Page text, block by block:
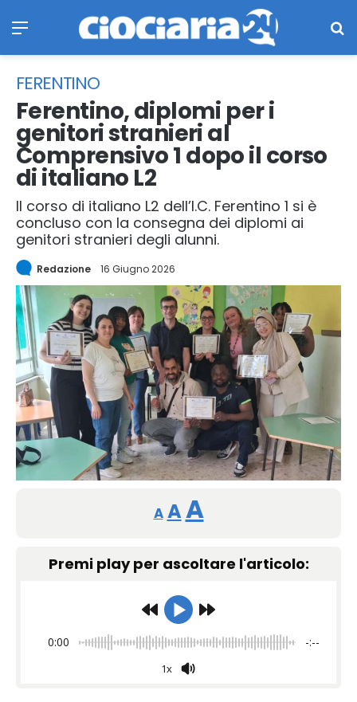
FERENTINO
Ferentino, diplomi per i
genitori stranieri al
Comprensivo 1 dopo il corso
di italiano L2
Il corso di italiano L2 dell’I.C. Ferentino 1 si è
concluso con la consegna dei diplomi ai
genitori stranieri degli alunni.
Redazione 16 Giugno 2026
A
Reducir
tamaño
fuente.
A Restablecer
de
fuente
AAumentar
tamaño
fuente.
Premi play per ascoltare l'articolo:
0:00 -:--
1x